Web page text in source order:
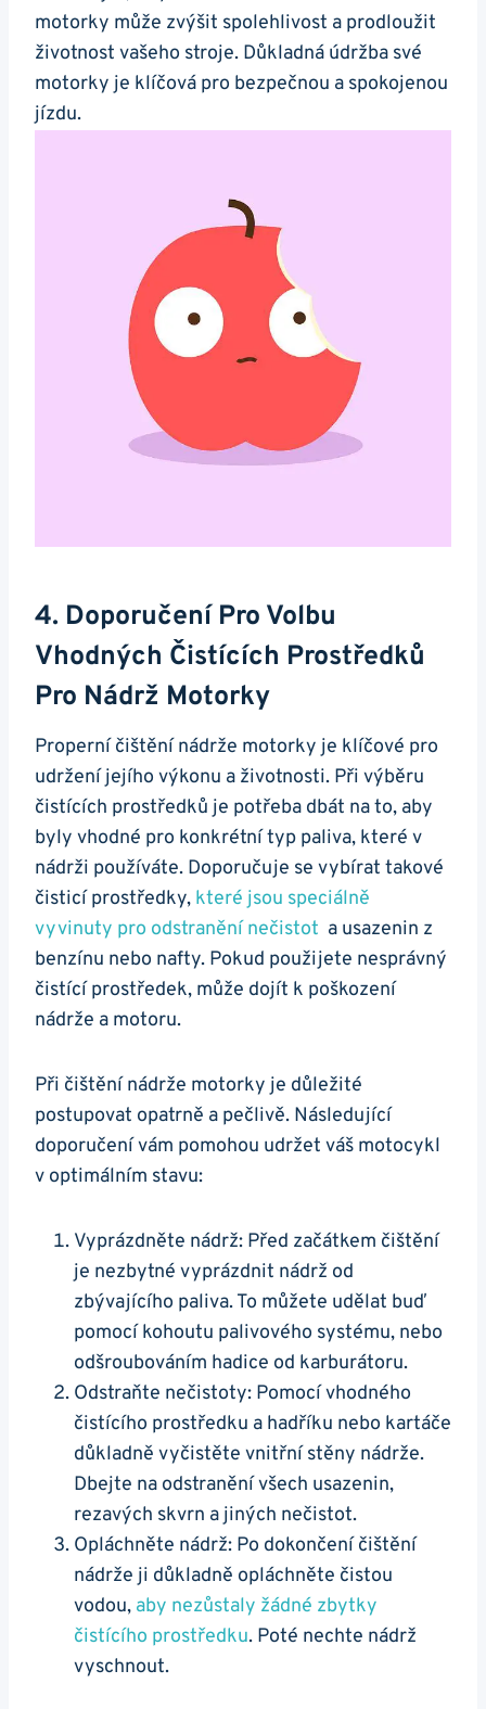
motorky může⁣ zvýšit spolehlivost a prodloužit
životnost vašeho stroje. Důkladná údržba své
motorky ⁣je klíčová pro bezpečnou ‌a spokojenou
jízdu.
4. ⁣Doporučení Pro ⁤volbu
Vhodných Čistících Prostředků
Pro Nádrž Motorky
Properní čištění⁤ nádrže motorky je‍ klíčové pro
udržení jejího výkonu a životnosti.⁢ Při výběru
čistících ⁣prostředků je⁤ potřeba​ dbát na to,⁤ aby
byly vhodné pro konkrétní typ ​paliva, které v
nádrži používáte. Doporučuje ​se‍ vybírat takové
čisticí prostředky, které jsou speciálně
vyvinuty pro ⁤odstranění nečistot ​ a usazenin z
benzínu nebo nafty.⁢ Pokud použijete‍ nesprávný​
čistící ‌prostředek,‍ může dojít‍ k poškození
nádrže a motoru.
Při⁣ čištění nádrže motorky ⁢je ‌důležité
postupovat⁢ opatrně ⁣a pečlivě.‍ Následující​
doporučení vám pomohou ‍udržet váš motocykl ​
v optimálním ‌stavu:
Vyprázdněte nádrž: Před začátkem ⁢čištění
je nezbytné vyprázdnit nádrž od⁣
zbývajícího paliva. To můžete udělat ‍buď⁢
pomocí ​kohoutu palivového systému, nebo⁢
odšroubováním hadice‌ od ‍karburátoru.
Odstraňte nečistoty: ‌Pomocí vhodného‌
čistícího prostředku a hadříku nebo kartáče
důkladně vyčistěte vnitřní stěny ⁢nádrže.
Dbejte ⁣na⁤ odstranění všech usazenin,
rezavých skvrn a jiných nečistot.
Opláchněte nádrž: Po dokončení čištění
nádrže ‌ji důkladně opláchněte čistou
⁣vodou, aby ⁤nezůstaly⁤ žádné‍ zbytky
čistícího ‌prostředku. Poté nechte ⁢nádrž
vyschnout.